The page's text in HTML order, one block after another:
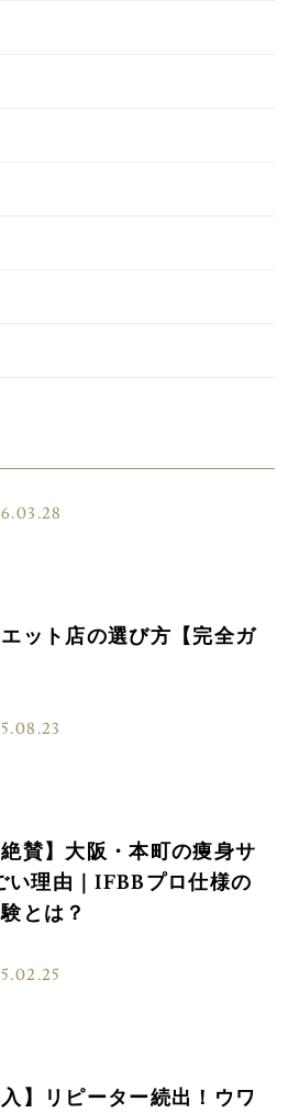
ット店の選び方【完全ガ
絶賛】大阪・本町の痩身サ
い理由｜IFBBプロ仕様の
とは？
】リピーター続出！ウワ